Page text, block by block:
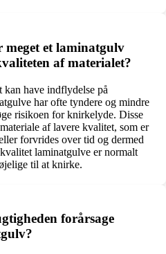
et laminatgulv
af materialet?
kan have indflydelse på
har ofte tyndere og mindre
risikoen for knirkelyde. Disse
af lavere kvalitet, som er
forvrides over tid og dermed
laminatgulve er normalt
til at knirke.
forårsage